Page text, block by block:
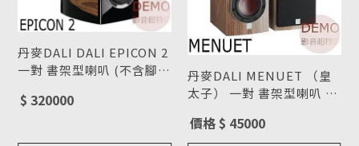
丹麥DALI DALI EPICON 2
一對 書架型喇叭 (不含腳
$ 320000
丹麥DALI MENUET （皇
太子） 一對 書架型喇叭 請
價格 $ 45000